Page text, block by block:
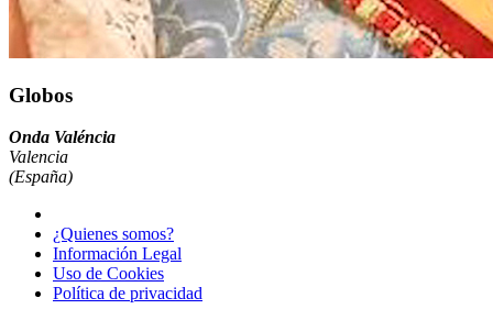
Globos
Onda Valéncia
Valencia
(España)
¿Quienes somos?
Información Legal
Uso de Cookies
Política de privacidad